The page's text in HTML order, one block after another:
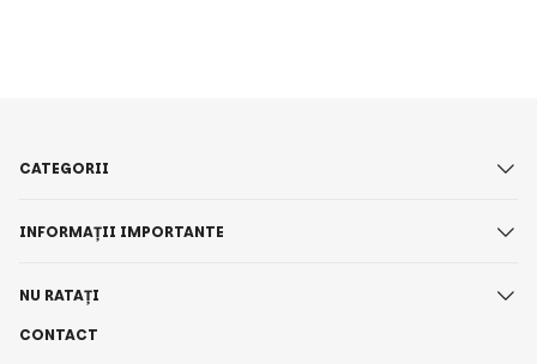
CONTACT
CATEGORII
INFORMAȚII IMPORTANTE
NU RATAȚI